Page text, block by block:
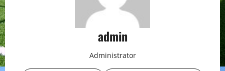
admin
Administrator